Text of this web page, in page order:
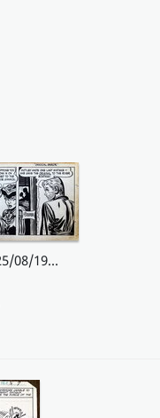
Terry and the Pirates 25/08/1948